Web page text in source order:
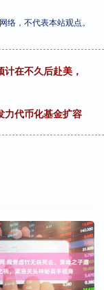
络，不代表本站观点。
在不久后赴美，
力代币化基金扩容